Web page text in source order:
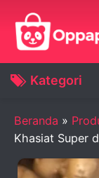
Kategori
Beranda »
Khasiat Super